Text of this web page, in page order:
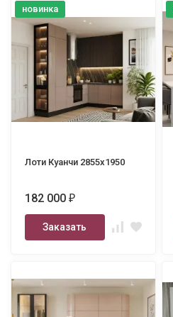
новинка
Лоти Куанчи 2855х1950
182 000₽
Заказать